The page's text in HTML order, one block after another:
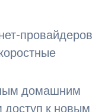
провайдеров
домашним
к новым